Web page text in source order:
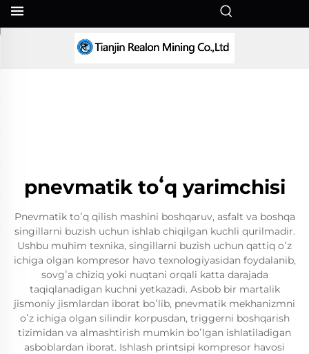
pnevmatik toʻq yarimchisi
Pnevmatik toʻq qilish mashini boshqaruv, asfalt va boshqa
singillarni buzish uchun ishlab chiqilgan kuchli qurilmadir.
Ushbu muhim texnika, singillarni buzish uchun qattiq oʻz
ichiga olgan kompresor havo texnologiyasidan foydalanib,
sovgʻa chiziq yoki nuqtani orqali katta darajada
taqiqlanadigan kuchni yetkazadi. Asbob bir martalik
jismoniy jismlardan iborat boʻlib, pnevmatik mekhanizmni
oʻz ichiga olgan silindir korpusdan, triggerni boshqarish
tizimidan va almashtirish mumkin boʻlgan ishlatiladigan
asboblardan iborat. Ishlash printsipi kompresor havosi